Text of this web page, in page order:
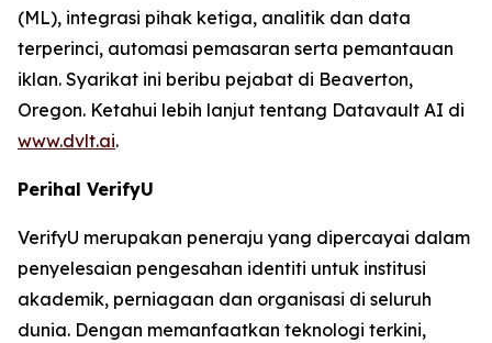
(ML), integrasi pihak ketiga, analitik dan data
terperinci, automasi pemasaran serta pemantauan
iklan. Syarikat ini beribu pejabat di Beaverton,
Oregon. Ketahui lebih lanjut tentang Datavault AI di
www.dvlt.ai.
Perihal VerifyU
VerifyU merupakan peneraju yang dipercayai dalam
penyelesaian pengesahan identiti untuk institusi
akademik, perniagaan dan organisasi di seluruh
dunia. Dengan memanfaatkan teknologi terkini,